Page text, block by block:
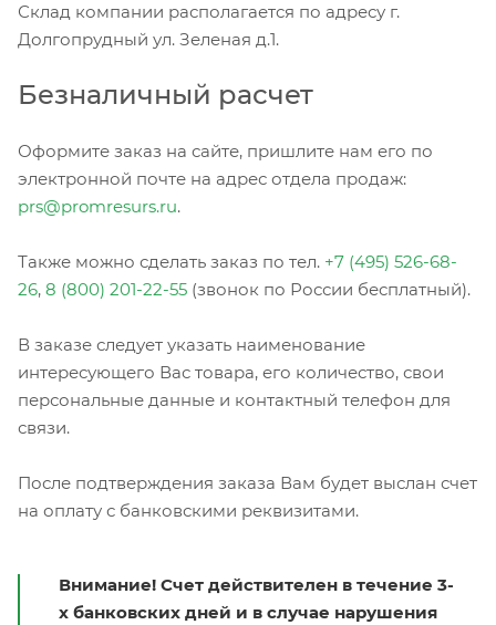
Склад компании располагается по адресу г.
Долгопрудный ул. Зеленая д.1.
Безналичный расчет
Оформите заказ на сайте, пришлите нам его по
электронной почте на адрес отдела продаж:
prs@promresurs.ru.
Также можно сделать заказ по тел. +7 (495) 526-68-
26, 8 (800) 201-22-55 (звонок по России бесплатный).
В заказе следует указать наименование
интересующего Вас товара, его количество, свои
персональные данные и контактный телефон для
связи.
После подтверждения заказа Вам будет выслан счет
на оплату с банковскими реквизитами.
Внимание! Счет действителен в течение 3-
х банковских дней и в случае нарушения